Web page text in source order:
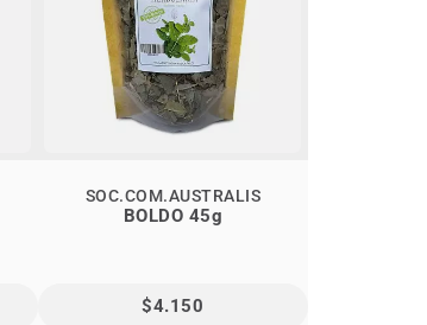
BOLDO 45g
SOC.COM.AUSTRALIS
$4.150